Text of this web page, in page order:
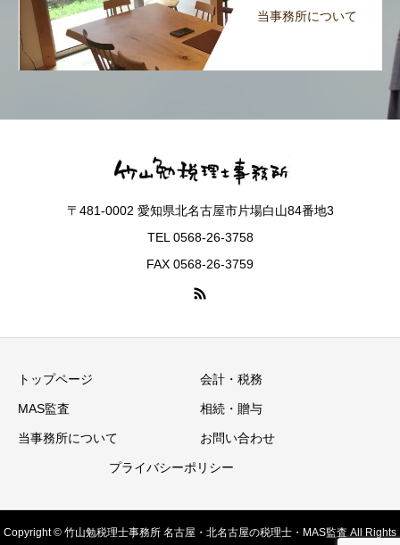
当事務所について
〒481-0002 愛知県北名古屋市片場白山84番地3
TEL 0568-26-3758
FAX 0568-26-3759
トップページ 会計・税務
MAS監査 相続・贈与
当事務所について お問い合わせ
プライバシーポリシー
Copyright © 竹山勉税理士事務所 名古屋・北名古屋の税理士・MAS監査 All Rights